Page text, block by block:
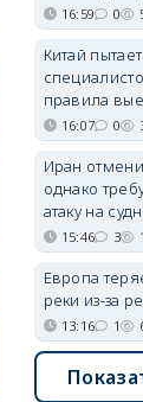
16:59 0
Китай
правила
16:07 0
Иран
однако
атаку на
15:46 3
Европа
реки из-за
13:16 1